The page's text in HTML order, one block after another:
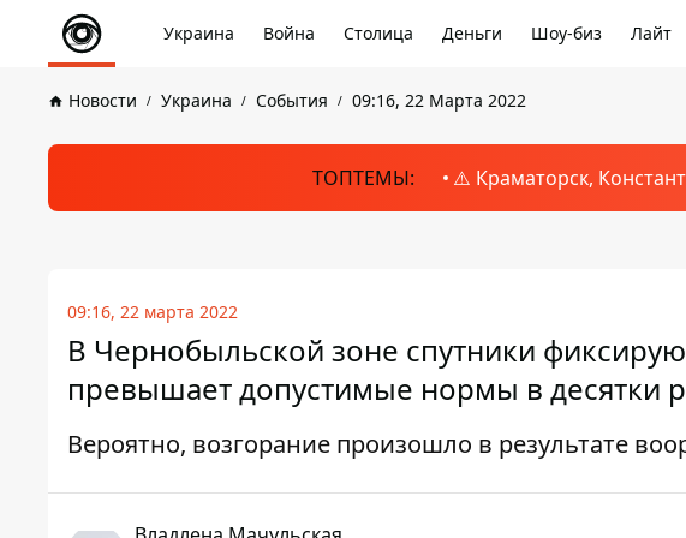
Украина Война Столица Деньги Шоу-биз Лайт
Новости Украина События 09:16, 22 Марта 2022
ТОПТЕМЫ: ⚠️ Краматорск,
09:16, 22 марта 2022
В Чернобыльской зоне спутники
превышает допустимые нормы в десятки
Вероятно, возгорание произошло в результате